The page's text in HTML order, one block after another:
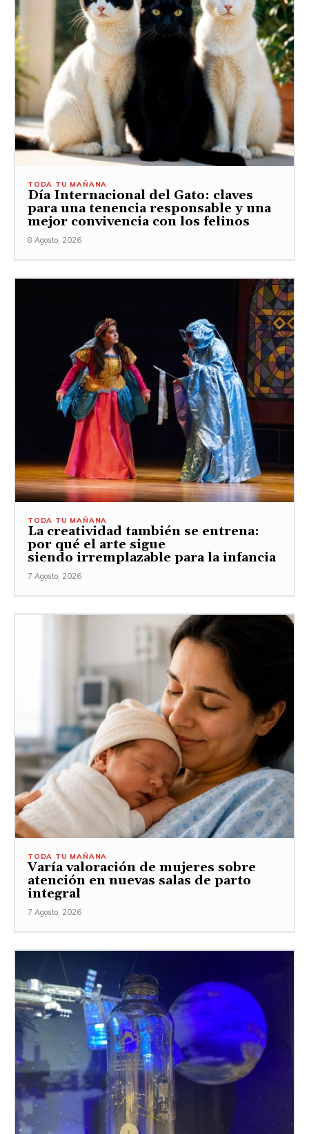
TODA TU MAÑANA
Día Internacional del Gato: claves
para una tenencia responsable y una
mejor convivencia con los felinos
8 Agosto, 2026
TODA TU MAÑANA
La creatividad también se entrena:
por qué el arte sigue
siendo irremplazable para la infancia
7 Agosto, 2026
TODA TU MAÑANA
Varía valoración de mujeres sobre
atención en nuevas salas de parto
integral
7 Agosto, 2026